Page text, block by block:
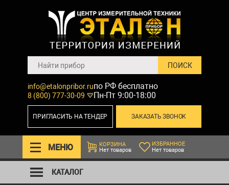
info@etalonpribor.ru
8 (800) 777-30-09
по РФ бесплатно
Пн-Пт 9:00-18:00
ЗАКАЗАТЬ ЗВОНОК
ПРИГЛАСИТЬ НА ТЕНДЕР
МЕНЮ
КОРЗИНА
Нет товаров
ИЗБРАННОЕ
Нет товаров
КАТАЛОГ